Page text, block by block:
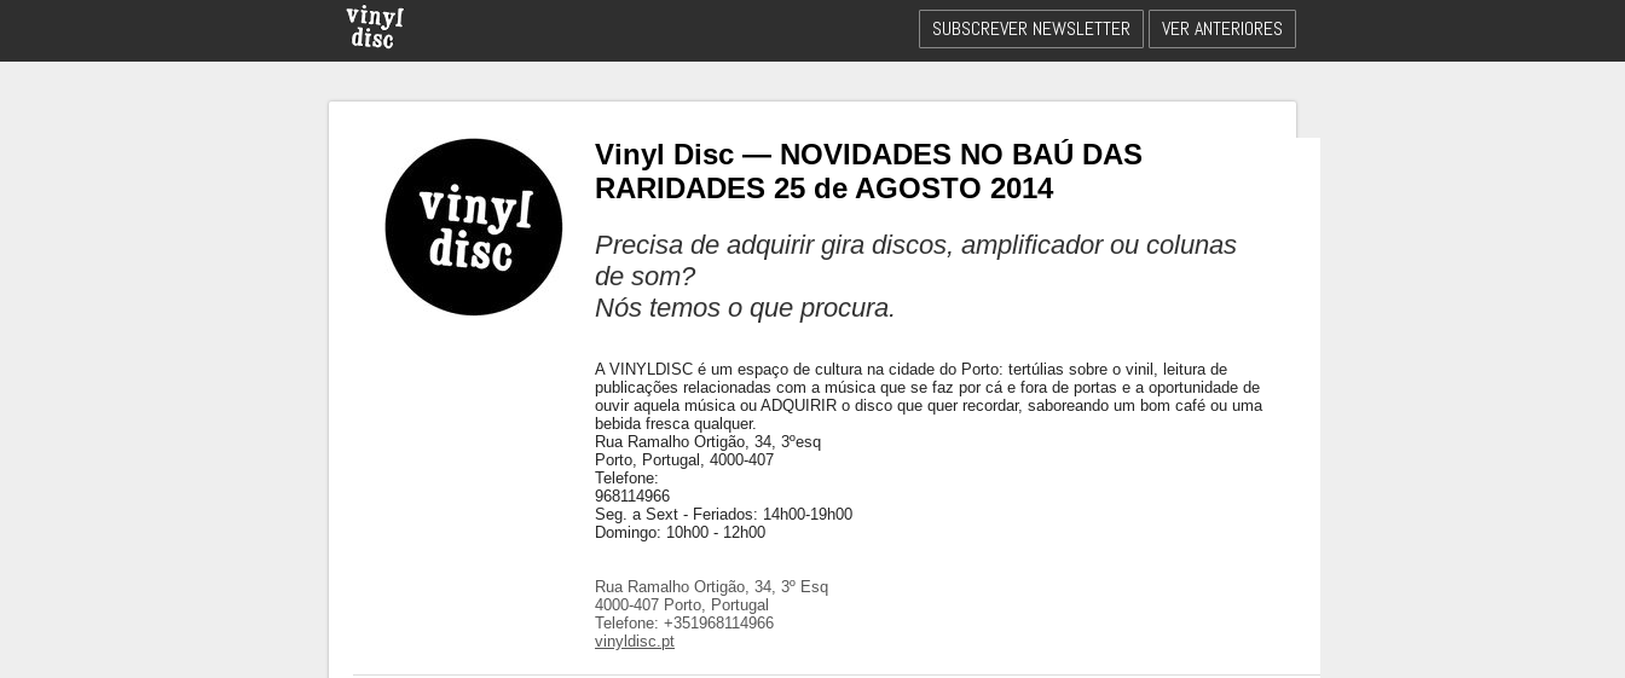
SUBSCREVER NEWSLETTER VER ANTERIORES
Vinyl Disc — NOVIDADES NO BAÚ DAS
RARIDADES 25 de AGOSTO 2014
Precisa de adquirir gira discos, amplificador ou colunas
de som?
Nós temos o que procura.
A VINYLDISC é um espaço de cultura na cidade do Porto: tertúlias sobre o vinil, leitura de
publicações relacionadas com a música que se faz por cá e fora de portas e a oportunidade de
ouvir aquela música ou ADQUIRIR o disco que quer recordar, saboreando um bom café ou uma
bebida fresca qualquer.
Rua Ramalho Ortigão, 34, 3ºesq
Porto, Portugal, 4000-407
Telefone:
968114966
Seg. a Sext - Feriados: 14h00-19h00
Domingo: 10h00 - 12h00
Rua Ramalho Ortigão, 34, 3º Esq
4000-407 Porto, Portugal
Telefone: +351968114966
vinyldisc.pt